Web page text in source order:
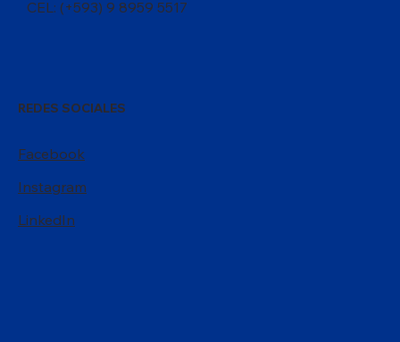
CEL: (+593) 9 8959 5517
REDES SOCIALES
Facebook
Instagram
LinkedIn